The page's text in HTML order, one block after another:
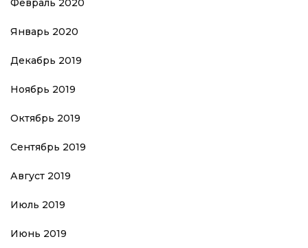
Февраль 2020
Январь 2020
Декабрь 2019
Ноябрь 2019
Октябрь 2019
Сентябрь 2019
Август 2019
Июль 2019
Июнь 2019